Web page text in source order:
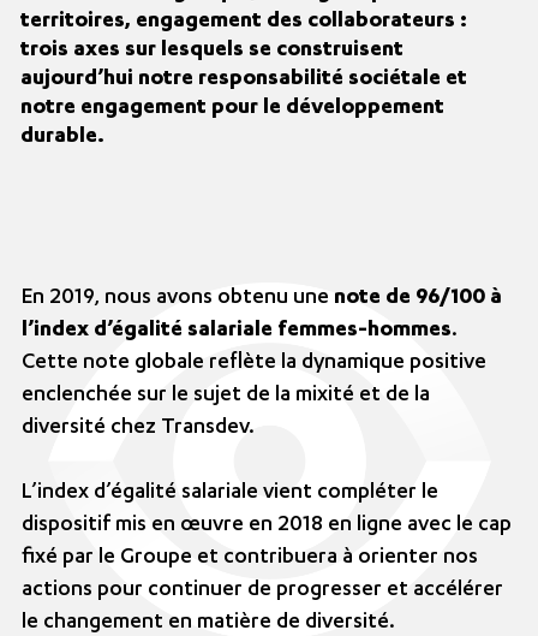
territoires, engagement des collaborateurs :
trois axes sur lesquels se construisent
aujourd’hui notre responsabilité sociétale et
notre engagement pour le développement
durable.
En 2019, nous avons obtenu une note de 96/100 à
l’index d’égalité salariale femmes-hommes.
Cette note globale reflète la dynamique positive
enclenchée sur le sujet de la mixité et de la
diversité chez Transdev.
L’index d’égalité salariale vient compléter le
dispositif mis en œuvre en 2018 en ligne avec le cap
fixé par le Groupe et contribuera à orienter nos
actions pour continuer de progresser et accélérer
le changement en matière de diversité.